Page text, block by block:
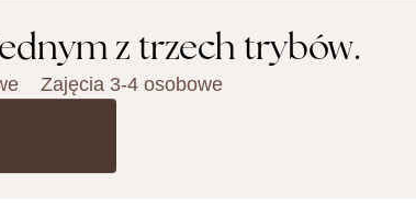
z trzech trybów.
Zajęcia 3-4 osobowe